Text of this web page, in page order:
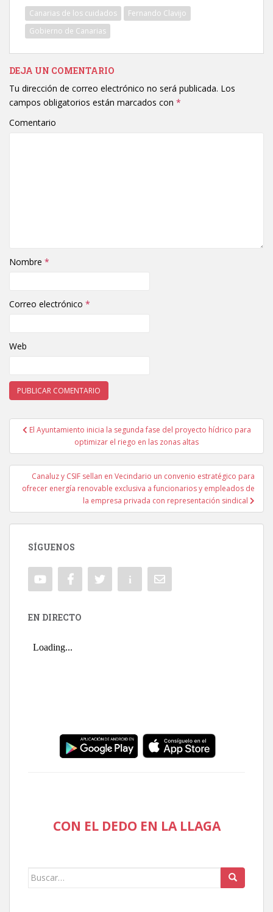
Canarias de los cuidados
Fernando Clavijo
Gobierno de Canarias
DEJA UN COMENTARIO
Tu dirección de correo electrónico no será publicada. Los
campos obligatorios están marcados con *
Comentario
Nombre *
Correo electrónico *
Web
Navegación de entradas
El Ayuntamiento inicia la segunda fase del proyecto hídrico para
optimizar el riego en las zonas altas
Canaluz y CSIF sellan en Vecindario un convenio estratégico para
ofrecer energía renovable exclusiva a funcionarios y empleados de
la empresa privada con representación sindical
SÍGUENOS
EN DIRECTO
CON EL DEDO EN LA LLAGA
Buscar: